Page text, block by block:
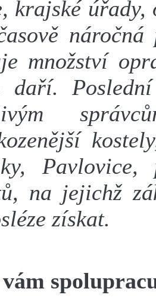
krajské úřady,
množství
daří.
Pavlovice,
na jejichž
získat.
vám